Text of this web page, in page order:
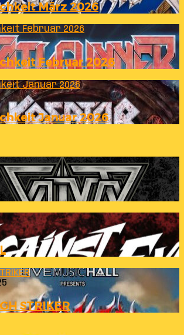
März 2026
Februar 2026
Februar 2026
Januar 2026
Januar 2026
STRIKER